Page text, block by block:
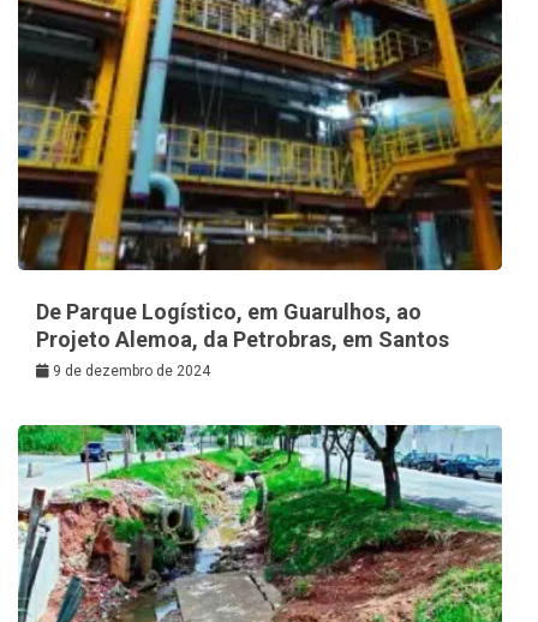
De Parque Logístico, em Guarulhos, ao
Projeto Alemoa, da Petrobras, em Santos
9 de dezembro de 2024